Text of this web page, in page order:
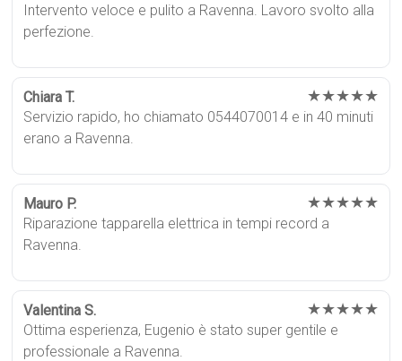
Intervento veloce e pulito a Ravenna. Lavoro svolto alla
perfezione.
Chiara T. ★★★★★
Servizio rapido, ho chiamato 0544070014 e in 40 minuti
erano a Ravenna.
Mauro P. ★★★★★
Riparazione tapparella elettrica in tempi record a
Ravenna.
Valentina S. ★★★★★
Ottima esperienza, Eugenio è stato super gentile e
professionale a Ravenna.